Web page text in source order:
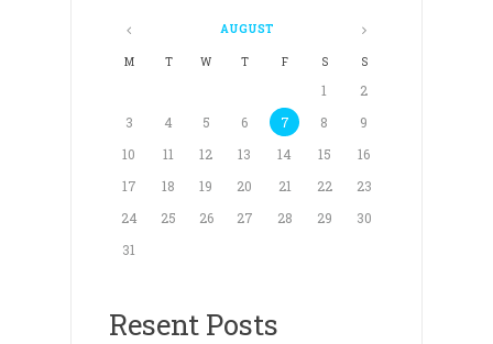
AUGUST
M T W T F S S
1
2
3
4 5 6 7 8
9
10
11 12 13 14 15
16
17
18 19 20 21 22
23
24
25 26 27 28 29
30
31
Resent Posts